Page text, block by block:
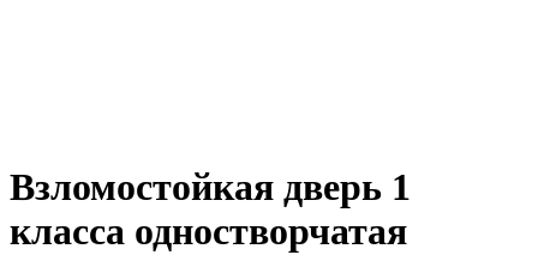
Взломостойкая дверь 1
класса одностворчатая